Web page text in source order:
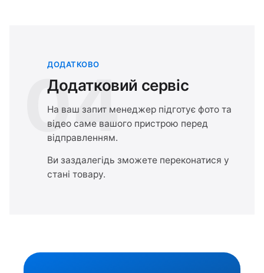
04
ДОДАТКОВО
Додатковий сервіс
На ваш запит менеджер підготує фото та
відео саме вашого пристрою перед
відправленням.
Ви заздалегідь зможете переконатися у
стані товару.